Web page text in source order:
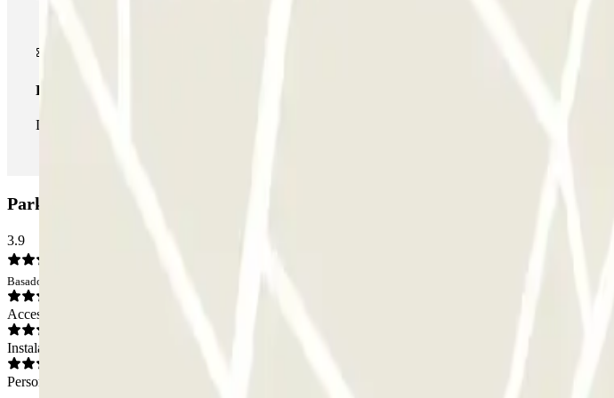
Pase ilimitado
Durante tu estancia podrás entrar y salir del parking todas las veces que quieras.
Parking INDIGO Corentin Celton: Opiniones
3.9
Basado en 311 opiniones
Acceso
Instalaciones
Personal